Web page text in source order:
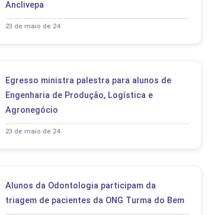
Anclivepa
23 de maio de 24
Egresso ministra palestra para alunos de
Engenharia de Produção, Logística e
Agronegócio
23 de maio de 24
Alunos da Odontologia participam da
triagem de pacientes da ONG Turma do Bem